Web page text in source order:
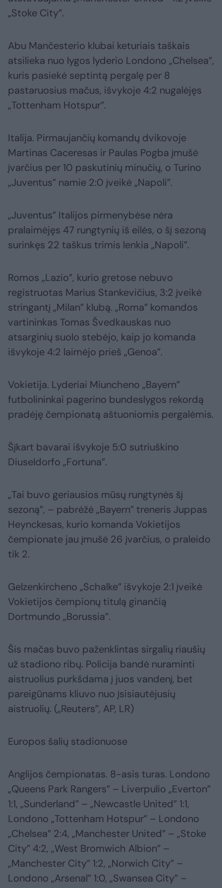
„Stoke City”.
Abu Mančesterio klubai keturiais taškais
atsilieka nuo lygos lyderio Londono „Chelsea”,
kuris pasiekė septintą pergalę per 8
pastaruosius mačus, išvykoje 4:2 nugalėjęs
„Tottenham Hotspur”.
Italija. Pirmaujančių komandų dvikovoje
Martinas Caceresas ir Paulas Pogba įmušė
įvarčius per 10 paskutinių minučių, o Turino
„Juventus” namie 2:0 įveikė „Napoli”.
„Juventus” Italijos pirmenybėse nėra
pralaimėjęs 47 rungtynių iš eilės, o šį sezoną
surinkęs 22 taškus trimis lenkia „Napoli”.
Romos „Lazio”, kurio gretose nebuvo
registruotas Marius Stankevičius, 3:2 įveikė
stringantį „Milan” klubą. „Roma” komandos
vartininkas Tomas Švedkauskas nuo
atsarginių suolo stebėjo, kaip jo komanda
išvykoje 4:2 laimėjo prieš „Genoa”.
Vokietija. Lyderiai Miuncheno „Bayern”
futbolininkai pagerino bundeslygos rekordą
pradėję čempionatą aštuoniomis pergalėmis.
Šįkart bavarai išvykoje 5:0 sutriuškino
Diuseldorfo „Fortuna”.
„Tai buvo geriausios mūsų rungtynės šį
sezoną”, – pabrėžė „Bayern” treneris Juppas
Heynckesas, kurio komanda Vokietijos
čempionate jau įmušė 26 įvarčius, o praleido
tik 2.
Gelzenkircheno „Schalke” išvykoje 2:1 įveikė
Vokietijos čempionų titulą ginančią
Dortmundo „Borussia”.
Šis mačas buvo paženklintas sirgalių riaušių
už stadiono ribų. Policija bandė nuraminti
aistruolius purkšdama į juos vandenį, bet
pareigūnams kliuvo nuo įsisiautėjusių
aistruolių. („Reuters”, AP, LR)
Europos šalių stadionuose
Anglijos čempionatas. 8-asis turas. Londono
„Queens Park Rangers” – Liverpulio „Everton”
1:1, „Sunderland” – „Newcastle United” 1:1,
Londono „Tottenham Hotspur” – Londono
„Chelsea” 2:4, „Manchester United” – „Stoke
City” 4:2, „West Bromwich Albion” –
„Manchester City” 1:2, „Norwich City” –
Londono „Arsenal” 1:0, „Swansea City” –